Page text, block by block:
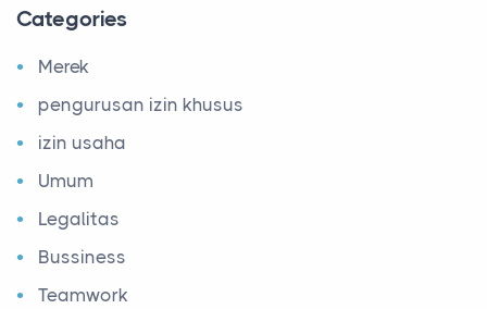
Categories
Merek
pengurusan izin khusus
izin usaha
Umum
Legalitas
Bussiness
Teamwork